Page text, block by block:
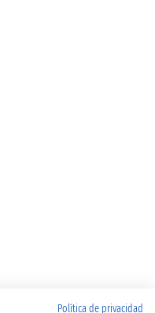
Política de privacidad